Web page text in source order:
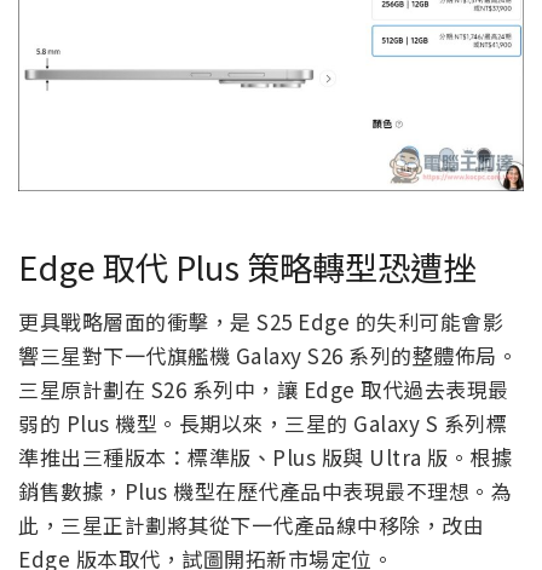
Edge 取代 Plus 策略轉型恐遭挫
更具戰略層面的衝擊，是 S25 Edge 的失利可能會影
響三星對下一代旗艦機 Galaxy S26 系列的整體佈局。
三星原計劃在 S26 系列中，讓 Edge 取代過去表現最
弱的 Plus 機型。長期以來，三星的 Galaxy S 系列標
準推出三種版本：標準版、Plus 版與 Ultra 版。根據
銷售數據，Plus 機型在歷代產品中表現最不理想。為
此，三星正計劃將其從下一代產品線中移除，改由
Edge 版本取代，試圖開拓新市場定位。